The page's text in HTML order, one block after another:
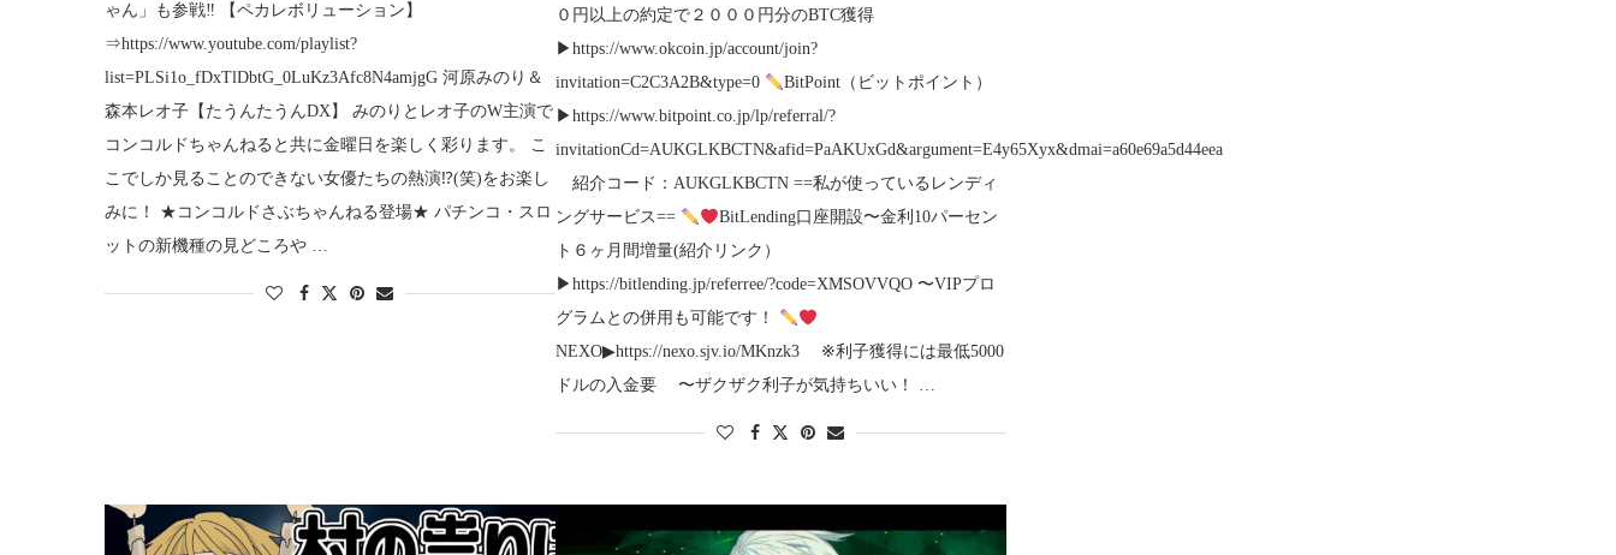
ゃん」も参戦‼ 【ペカレボリューション】
⇒https://www.youtube.com/playlist?
list=PLSi1o_fDxTlDbtG_0LuKz3Afc8N4amjgG 河原みのり＆
森本レオ子【たうんたうんDX】 みのりとレオ子のW主演で
コンコルドちゃんねると共に金曜日を楽しく彩ります。 こ
こでしか見ることのできない女優たちの熱演⁉(笑)をお楽し
みに！ ★コンコルドさぶちゃんねる登場★ パチンコ・スロ
ットの新機種の見どころや …
０円以上の約定で２０００円分のBTC獲得
▶︎https://www.okcoin.jp/account/join?
invitation=C2C3A2B&type=0
BitPoint（ビットポイント）
▶︎https://www.bitpoint.co.jp/lp/referral/?
invitationCd=AUKGLKBCTN&afid=PaAKUxGd&argument=E4y65Xyx&dmai=a60e69a5d44eea
紹介コード：AUKGLKBCTN ==私が使っているレンディ
ングサービス==
BitLending口座開設〜金利10パーセン
ト６ヶ月間増量(紹介リンク）
▶︎https://bitlending.jp/referree/?code=XMSOVVQO 〜VIPプロ
グラムとの併用も可能です！
NEXO▶︎https://nexo.sjv.io/MKnzk3 ※利子獲得には最低5000
ドルの入金要 〜ザクザク利子が気持ちいい！ …